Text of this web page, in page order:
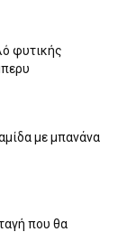
φυτικής
με μπανάνα
που θα